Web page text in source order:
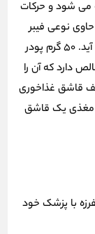
می شود و حرکات
نوعی فیبر
است که آب را جذب کرده و به شکل ژل در می آید. 50 گرم پودر
خالص دارد که آن را
قاشق غذاخوری
مغذی یک قاشق
با پزشک خود